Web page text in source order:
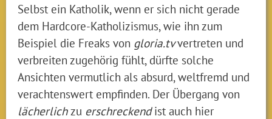
Selbst ein Katholik, wenn er sich nicht gerade
dem Hardcore-Katholizismus, wie ihn zum
Beispiel die Freaks von gloria.tvvertreten und
verbreiten zugehörig fühlt, dürfte solche
Ansichten vermutlich als absurd, weltfremd und
verachtenswert empfinden. Der Übergang von
lächerlichzu erschreckendist auch hier